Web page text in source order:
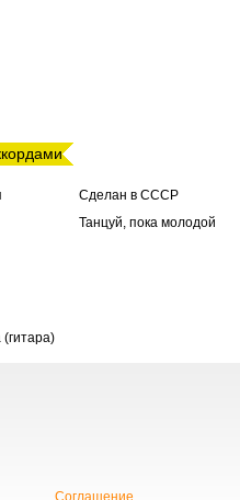
Сделан в СССР
Танцуй, пока молодой
Соглашение